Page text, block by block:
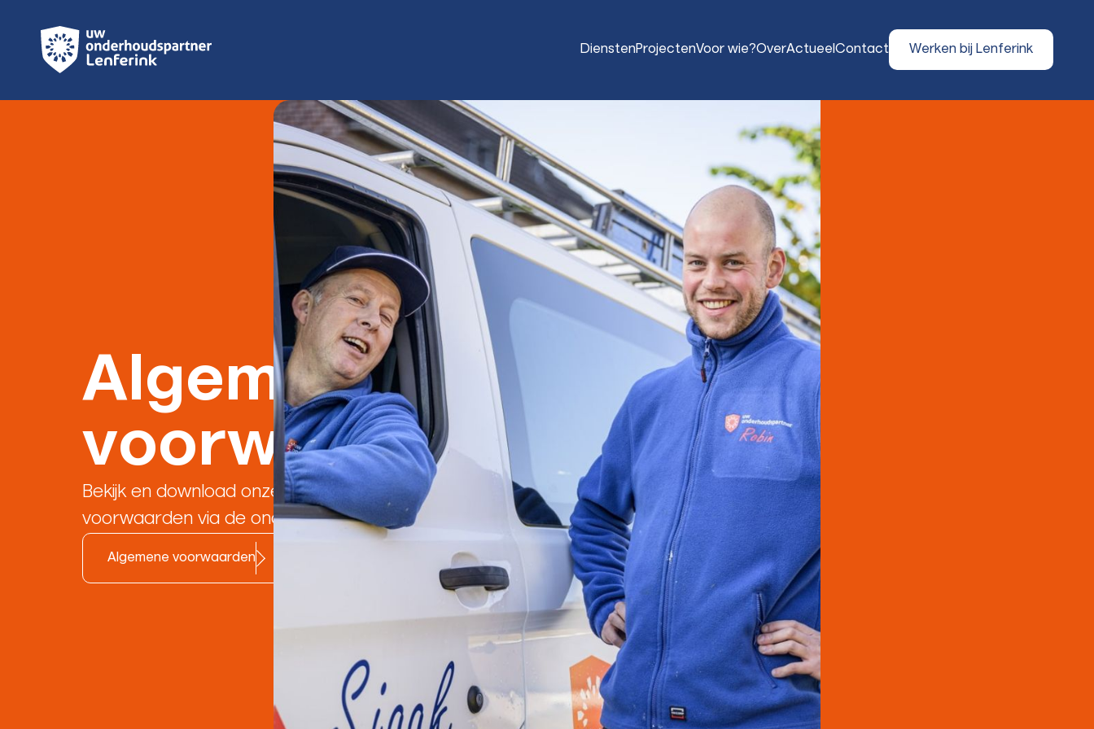
DienstenProjectenVoor wie?OverActueelContact Werken bij Lenferink
Algemene
voorwaarden
Bekijk en download onze algemene
voorwaarden via de onderstaande knop.
Algemene voorwaarden